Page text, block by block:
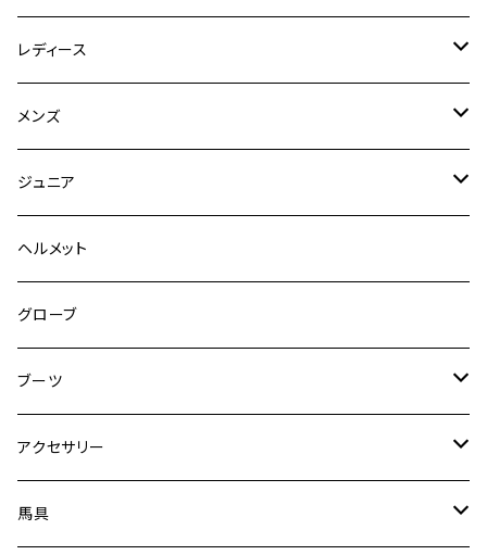
レディース
競技用ジャケット
キュロット
フルグリップ
ニーグリップ
シャツ
ウェア
アウター
シャツ
メンズ
競技用ジャケット
キュロット
フルグリップ
ニーグリップ
シャツ
ウェア
アウター
シャツ
ジュニア
キュロット
ウエア
ヘルメット
グローブ
ブーツ
ロングブーツ（既製品）
オーダーロングブーツ
アクセサリー
ベルト
馬具